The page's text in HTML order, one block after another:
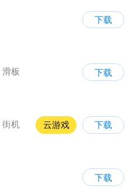
下载
滑板
下载
街机
云游戏 下载
下载